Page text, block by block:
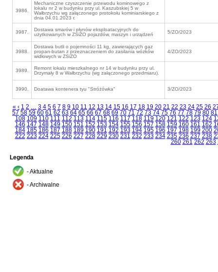
3986.
Mechaniczne czyszczenie przewodu kominowego z
lokalu nr 2 w budynku przy ul. Kaszubskiej 5 w
Wałbrzychu wg załączonego protokołu kominiarskiego z
dnia 04.01.2023 r.
3987.
Dostawa smarów i płynów eksploatacyjnych do
użytkowanych w ZSiZO pojazdów, maszyn i urządzeń
5/ZO/2023
3988.
Dostawa butli o pojemności 11 kg, zawierających gaz
propan-butan z przeznaczeniem do zasilania wózków
widłowych w ZSiZO
4/ZO/2023
3989.
Remont lokalu mieszkalnego nr 14 w budynku przy ul.
Drzymały 8 w Wałbrzychu (wg załączonego przedmiaru).
3990. Doatawa kontenera tyu "Stróżówka" 3/ZO/2023
« ‹ 1 2 … 3 4 5 6 7 8 9 10 11 12 13 14 15 16 17 18 19 20 21 22 23 24 25 26
57 58 59 60 61 62 63 64 65 66 67 68 69 70 71 72 73 74 75 76 77 78 79 80 81
108 109 110 111 112 113 114 115 116 117 118 119 120 121 122 123 124
146 147 148 149 150 151 152 153 154 155 156 157 158 159 160 161 162
184 185 186 187 188 189 190 191 192 193 194 195 196 197 198 199 200
222 223 224 225 226 227 228 229 230 231 232 233 234 235 236 237 238
260 261 262 263
Legenda
- Aktualne
- Archiwalne